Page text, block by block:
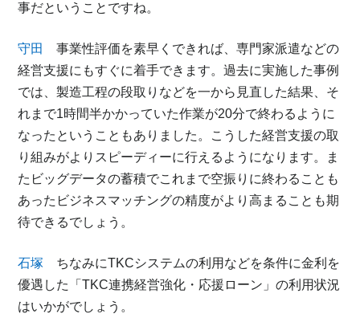
事だということですね。
守田
事業性評価を素早くできれば、専門家派遣などの
経営支援にもすぐに着手できます。過去に実施した事例
では、製造工程の段取りなどを一から見直した結果、そ
れまで1時間半かかっていた作業が20分で終わるように
なったということもありました。こうした経営支援の取
り組みがよりスピーディーに行えるようになります。ま
たビッグデータの蓄積でこれまで空振りに終わることも
あったビジネスマッチングの精度がより高まることも期
待できるでしょう。
石塚 ちなみにTKCシステムの利用などを条件に金利を
優遇した「TKC連携経営強化・応援ローン」の利用状況
はいかがでしょう。